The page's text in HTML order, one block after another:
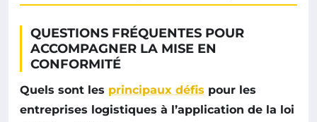
QUESTIONS FRÉQUENTES POUR
ACCOMPAGNER LA MISE EN
CONFORMITÉ
Quels sont les principaux défis pour les
entreprises logistiques à l’application de la loi